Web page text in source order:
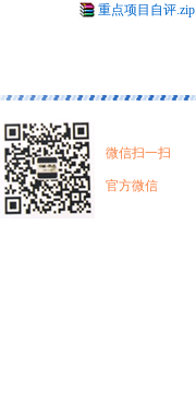
重点项目自评.zip
微信扫一扫
官方微信